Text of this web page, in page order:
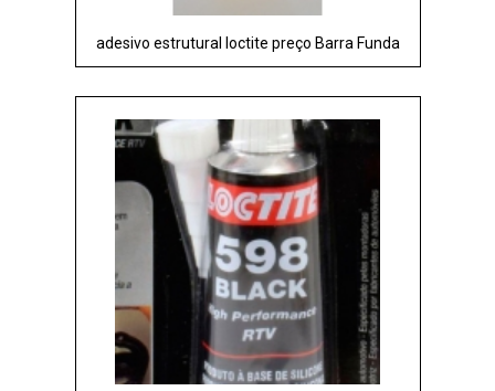
adesivo estrutural loctite preço Barra Funda